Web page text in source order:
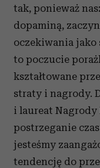
tak, ponieważ
dopaminą,
oczekiwania jako
to poczucie
kształtowane
straty i nagrody.
i laureat Nagrody
postrzeganie
jesteśmy
tendencję do